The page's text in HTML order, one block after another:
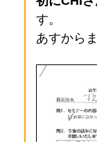
す。
あすから